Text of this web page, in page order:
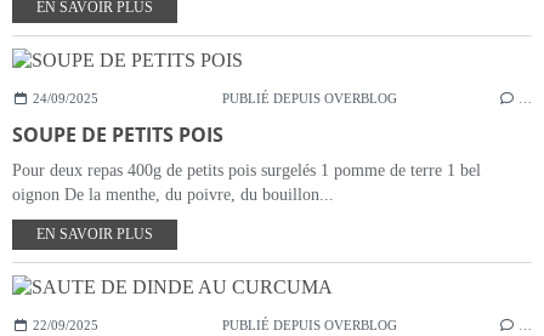
EN SAVOIR PLUS
24/09/2025 PUBLIÉ DEPUIS OVERBLOG
SOUPE DE PETITS POIS
Pour deux repas 400g de petits pois surgelés 1 pomme de terre 1 bel
oignon De la menthe, du poivre, du bouillon...
EN SAVOIR PLUS
22/09/2025 PUBLIÉ DEPUIS OVERBLOG